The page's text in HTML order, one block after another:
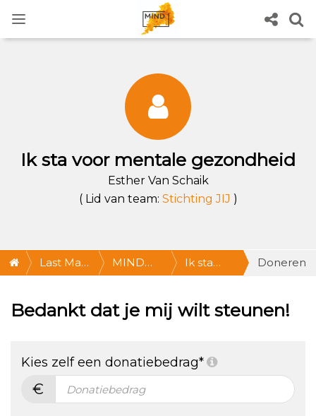
Ik sta voor mentale gezondheid
Esther Van Schaik
( Lid van team: Stichting JIJ )
Last Man
MIND
Standing:
challenge!
ZA 24/9,
Ik sta
mentale
Doneren
Bedankt dat je mij wilt steunen!
Kies zelf een donatiebedrag*
€